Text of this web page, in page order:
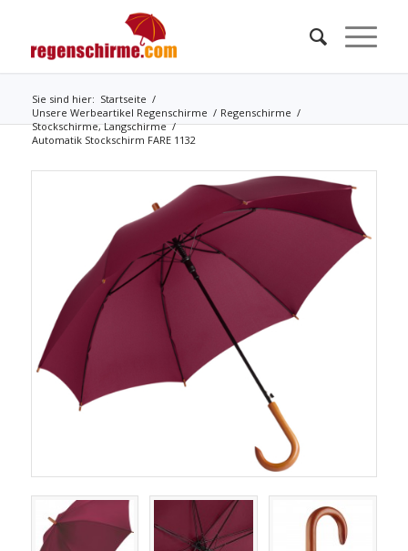
Sie sind hier: Startseite /
Unsere Werbeartikel Regenschirme / Regenschirme /
Stockschirme, Langschirme /
Automatik Stockschirm FARE 1132